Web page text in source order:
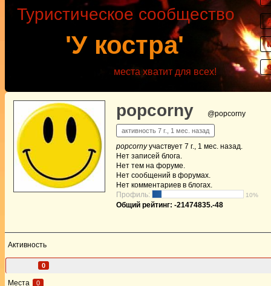
'У костра'
Туристическое сообщество
места хватит для всех!
popcorny @popcorny
активность 7 г., 1 мес. назад
popcornyучаствует 7 г., 1 мес. назад.
Нет записей блога.
Нет тем на форуме.
Нет сообщений в форумах.
Нет комментариев в блогах.
Профиль:
10%
Общий рейтинг: -21474835.-48
Активность
0
Места 0